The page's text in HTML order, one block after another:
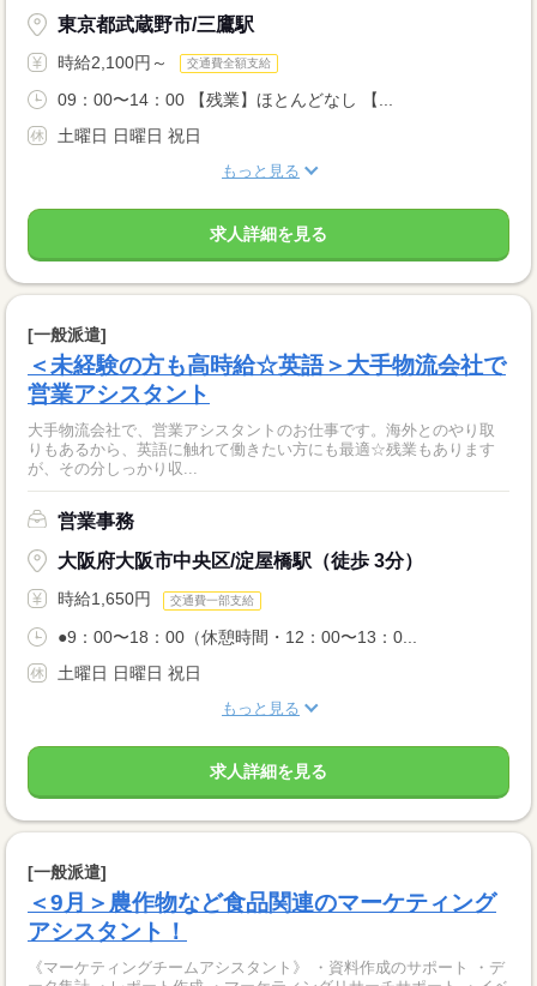
東京都武蔵野市/三鷹駅
時給2,100円～ 交通費全額支給
09：00〜14：00 【残業】ほとんどなし 【...
土曜日 日曜日 祝日
もっと見る
求人詳細を見る
[一般派遣]
＜未経験の方も高時給☆英語＞大手物流会社で
営業アシスタント
大手物流会社で、営業アシスタントのお仕事です。海外とのやり取
りもあるから、英語に触れて働きたい方にも最適☆残業もあります
が、その分しっかり収...
営業事務
大阪府大阪市中央区/淀屋橋駅（徒歩 3分）
時給1,650円 交通費一部支給
●9：00〜18：00（休憩時間・12：00〜13：0...
土曜日 日曜日 祝日
もっと見る
求人詳細を見る
[一般派遣]
＜9月＞農作物など食品関連のマーケティング
アシスタント！
《マーケティングチームアシスタント》 ・資料作成のサポート ・デ